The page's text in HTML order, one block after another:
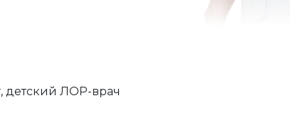
детский ЛОР-врач